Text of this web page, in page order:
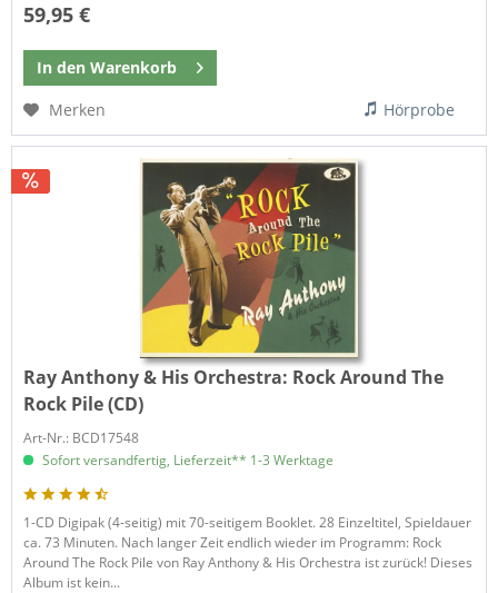
59,95 €
In den Warenkorb
Merken
Hörprobe
Ray Anthony & His Orchestra: Rock Around The
Rock Pile (CD)
Art-Nr.: BCD17548
Sofort versandfertig, Lieferzeit** 1-3 Werktage
1-CD Digipak (4-seitig) mit 70-seitigem Booklet. 28 Einzeltitel, Spieldauer
ca. 73 Minuten. Nach langer Zeit endlich wieder im Programm: Rock
Around The Rock Pile von Ray Anthony & His Orchestra ist zurück! Dieses
Album ist kein...